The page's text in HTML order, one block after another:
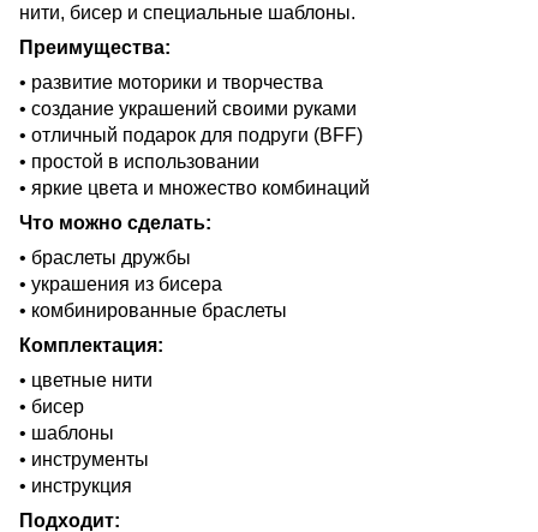
нити, бисер и специальные шаблоны.
Преимущества:
• развитие моторики и творчества
• создание украшений своими руками
• отличный подарок для подруги (BFF)
• простой в использовании
• яркие цвета и множество комбинаций
Что можно сделать:
• браслеты дружбы
• украшения из бисера
• комбинированные браслеты
Комплектация:
• цветные нити
• бисер
• шаблоны
• инструменты
• инструкция
Подходит: